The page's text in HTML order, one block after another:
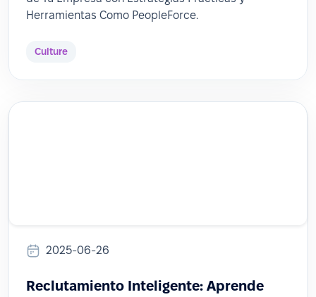
Herramientas Como PeopleForce.
Culture
2025-06-26
Reclutamiento Inteligente: Aprende